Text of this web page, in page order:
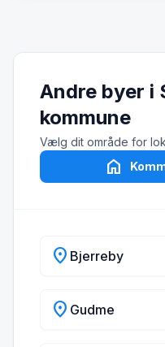
Andre byer i
kommune
Vælg dit område for
home
location_on Bjerreby
location_on Gudme